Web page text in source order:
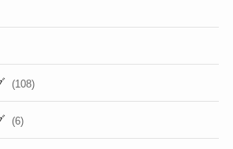
(108)
(6)